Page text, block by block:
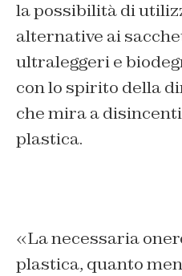
la possibilità di
alternative ai
ultraleggeri e
con lo spirito della
che mira a
plastica.
«La necessaria
plastica, quanto